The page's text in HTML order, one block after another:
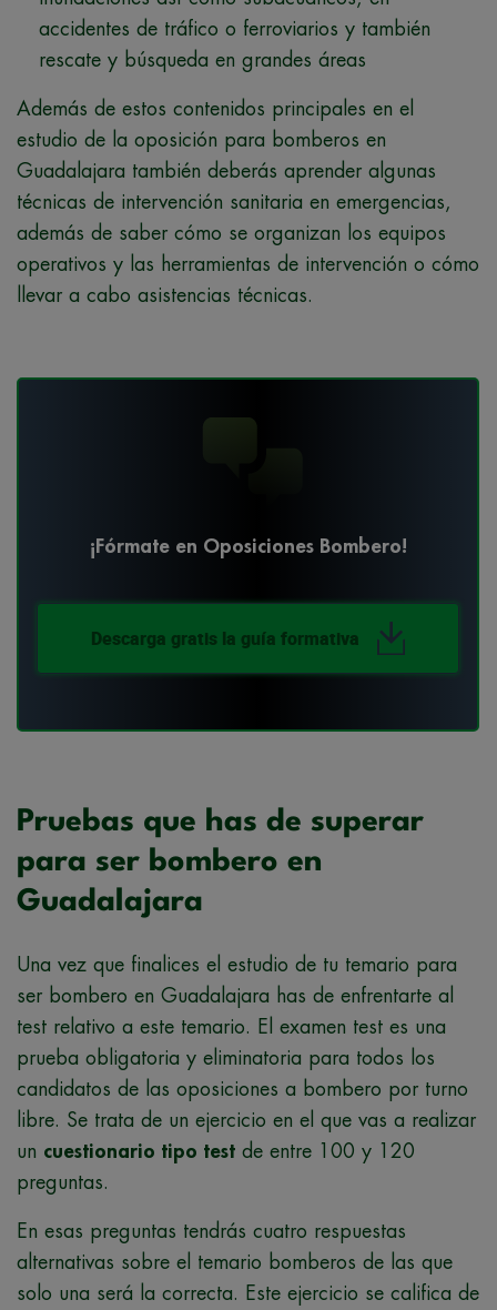
accidentes de tráfico o ferroviarios y también
rescate y búsqueda en grandes áreas
Además de estos contenidos principales en el
estudio de la oposición para bomberos en
Guadalajara también deberás aprender algunas
técnicas de intervención sanitaria en emergencias,
además de saber cómo se organizan los equipos
operativos y las herramientas de intervención o cómo
llevar a cabo asistencias técnicas.
¡Fórmate en Oposiciones Bombero!
Descarga gratis la guía formativa
Pruebas que has de superar
para ser bombero en
Guadalajara
Una vez que finalices el estudio de tu temario para
ser bombero en Guadalajara has de enfrentarte al
test relativo a este temario. El examen test es una
prueba obligatoria y eliminatoria para todos los
candidatos de las oposiciones a bombero por turno
libre. Se trata de un ejercicio en el que vas a realizar
un cuestionario tipo test de entre 100 y 120
preguntas.
En esas preguntas tendrás cuatro respuestas
alternativas sobre el temario bomberos de las que
solo una será la correcta. Este ejercicio se califica de